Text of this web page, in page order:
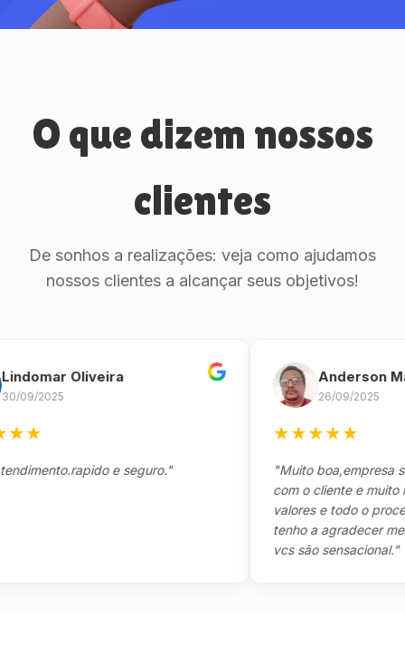
O que dizem nossos
clientes
De sonhos a realizações: veja como ajudamos
nossos clientes a alcançar seus objetivos!
Oliveira
2025
e seguro."
Anderson
26/09/2025
★★★
"Muito boa,empresa séria
com o cliente e muito
valores e todo o processo
tenho a agradecer
vcs são sensacional."